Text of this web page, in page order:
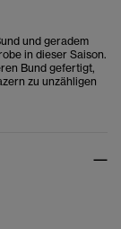
und geradem
in dieser Saison.
Bund gefertigt,
zu unzähligen